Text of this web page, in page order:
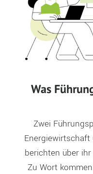
Was
Zwei
Energiewirtschaft
berichten über
Zu Wort